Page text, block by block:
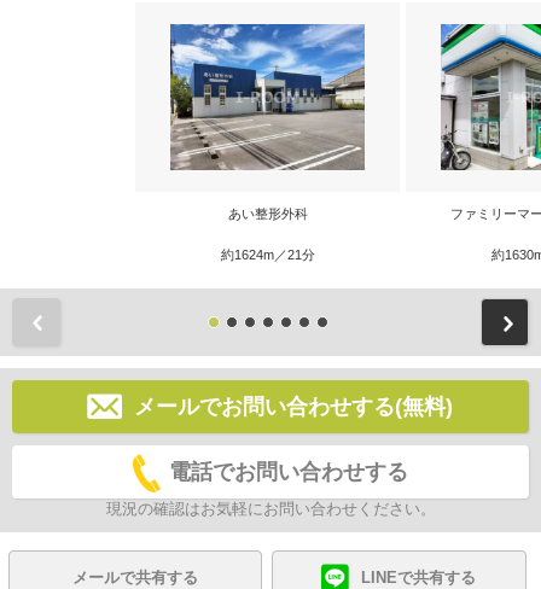
あい整形外科
約1624m／21分
ファミリーマ
約
メールでお問い合わせする(無料)
電話でお問い合わせする
現況の確認はお気軽にお問い合わせください。
メールで共有する LINEで共有する